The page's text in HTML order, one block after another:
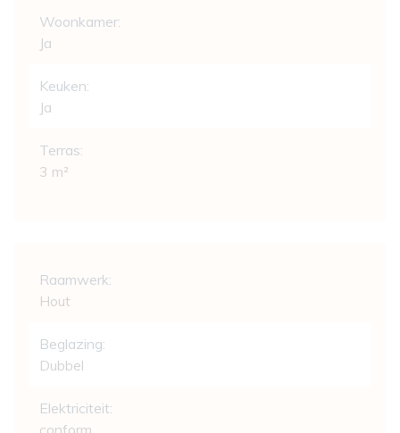
Woonkamer:
Ja
Keuken:
Ja
Terras:
3 m²
Raamwerk:
Hout
Beglazing:
Dubbel
Elektriciteit:
conform